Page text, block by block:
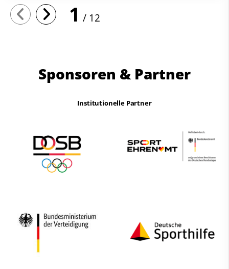
1 12
Sponsoren & Partner
Institutionelle Partner